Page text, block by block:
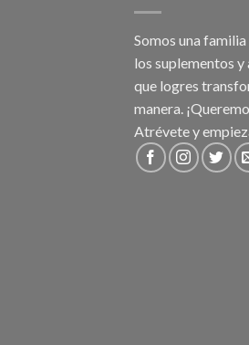
Somos una
los suplementos
que logres
manera.
Atrévete y